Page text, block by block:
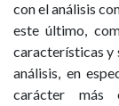
con el análisis
este último,
características y
análisis, en
carácter más